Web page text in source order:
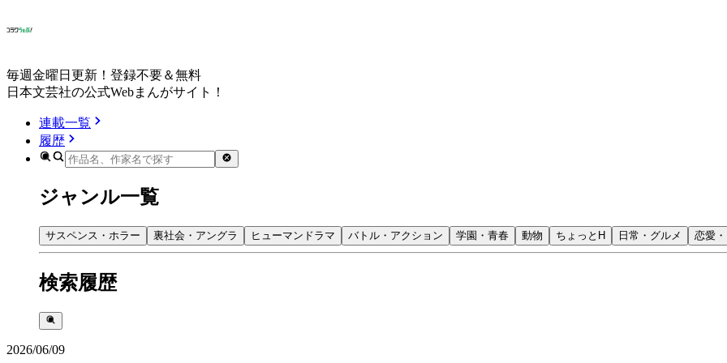
毎週金曜日更新！登録不要＆無料
日本文芸社の公式Webまんがサイト！
連載一覧
履歴
ジャンル一覧
サスペンス・ホラー 裏社会・アングラ ヒューマンドラマ バトル・アクション 学園・青春 動物 ちょっとH 日常・グルメ 恋愛
検索履歴
2026/06/09